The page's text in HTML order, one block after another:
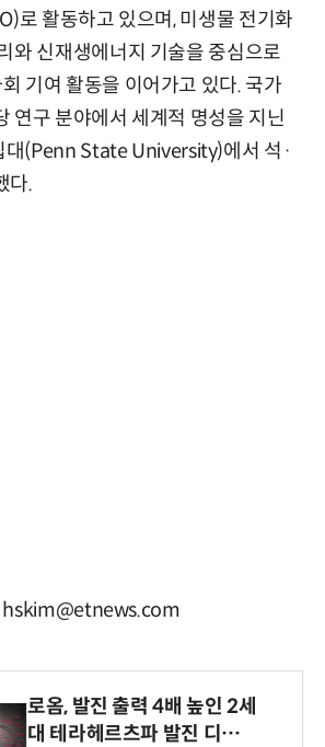
로 활동하고 있으며, 미생물 전기화
와 신재생에너지 기술을 중심으로
기여 활동을 이어가고 있다. 국가
연구 분야에서 세계적 명성을 지닌
대(Penn State University)에서 석·
다.
hskim@etnews.com
로옴, 발진 출력 4배 높인 2세
대 테라헤르츠파 발진 디바이